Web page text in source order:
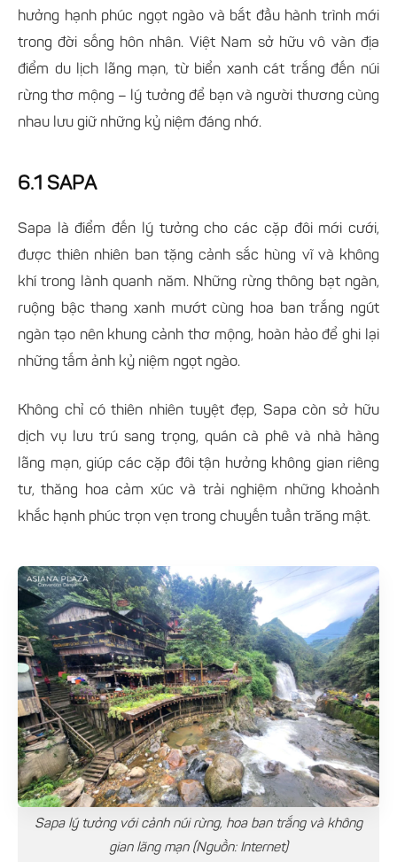
hưởng hạnh phúc ngọt ngào và bắt đầu hành trình mới
trong đời sống hôn nhân. Việt Nam sở hữu vô vàn địa
điểm du lịch lãng mạn, từ biển xanh cát trắng đến núi
rừng thơ mộng – lý tưởng để bạn và người thương cùng
nhau lưu giữ những kỷ niệm đáng nhớ.
6.1 SAPA
Sapa là điểm đến lý tưởng cho các cặp đôi mới cưới,
được thiên nhiên ban tặng cảnh sắc hùng vĩ và không
khí trong lành quanh năm. Những rừng thông bạt ngàn,
ruộng bậc thang xanh mướt cùng hoa ban trắng ngút
ngàn tạo nên khung cảnh thơ mộng, hoàn hảo để ghi lại
những tấm ảnh kỷ niệm ngọt ngào.
Không chỉ có thiên nhiên tuyệt đẹp, Sapa còn sở hữu
dịch vụ lưu trú sang trọng, quán cà phê và nhà hàng
lãng mạn, giúp các cặp đôi tận hưởng không gian riêng
tư, thăng hoa cảm xúc và trải nghiệm những khoảnh
khắc hạnh phúc trọn vẹn trong chuyến tuần trăng mật.
Sapa lý tưởng với cảnh núi rừng, hoa ban trắng và không
gian lãng mạn (Nguồn: Internet)